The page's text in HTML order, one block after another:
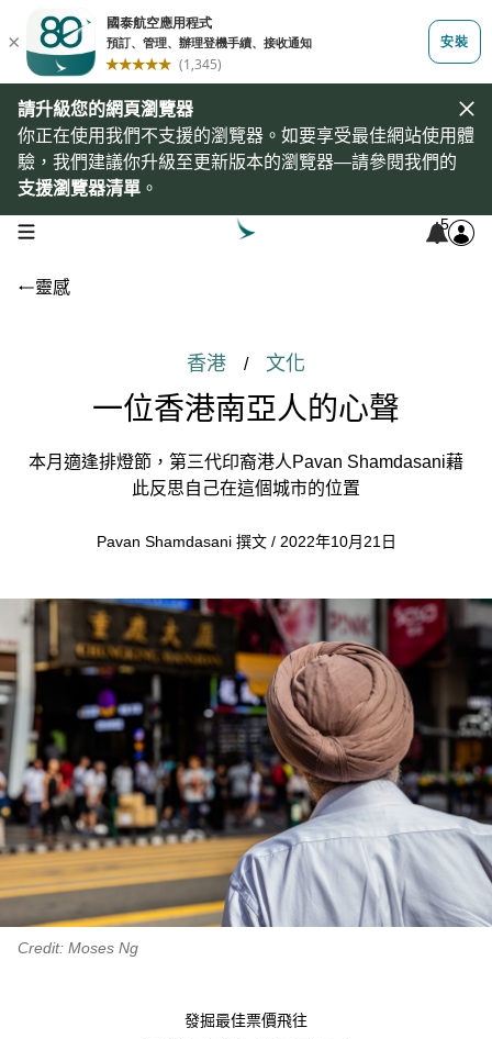
請升級您的網頁瀏覽器
你正在使用我們不支援的瀏覽器。如要享受最佳網站使用體
驗，我們建議你升級至更新版本的瀏覽器—請參閱我們的
支援瀏覽器清單 。
open navigation menu 5
靈感
香港 / 文化
一位香港南亞人的心聲
本月適逢排燈節，第三代印裔港人Pavan Shamdasani藉
此反思自己在這個城市的位置
Pavan Shamdasani 撰文 / 2022年10月21日
Credit: Moses Ng
發掘最佳票價飛往